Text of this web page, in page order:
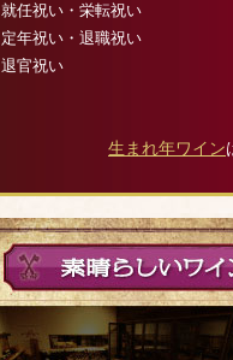
就任祝い・栄転祝い
定年祝い・退職祝い
退官祝い
生まれ年ワイン